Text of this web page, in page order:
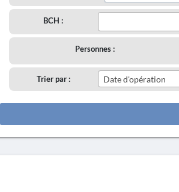
BCH :
Personnes :
Trier par : Date d'opération